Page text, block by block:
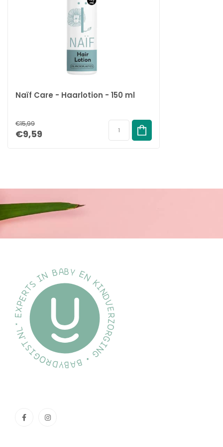
Naïf Care - Haarlotion - 150 ml
€15,99
€9,59